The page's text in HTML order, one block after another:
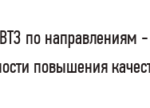
по направлениям -
повышения